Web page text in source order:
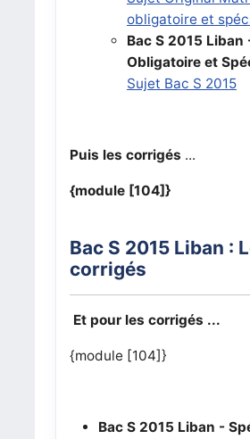
obligatoire et
Bac S 2015 Liban
Obligatoire et
Sujet Bac S 2015
Puis les corrigés ...
{module [104]}
Bac S 2015 Liban :
corrigés
Et pour les corrigés ...
{module [104]}
Bac S 2015 Liban -